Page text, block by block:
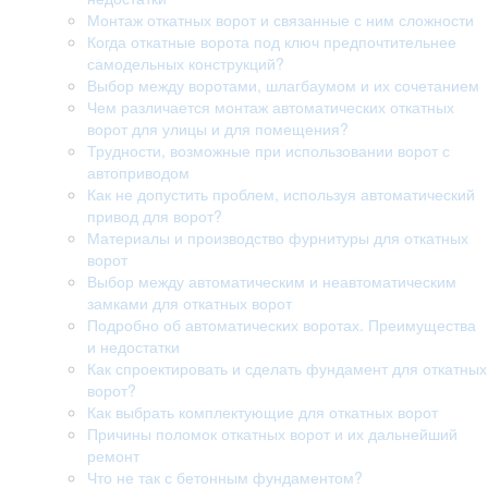
Монтаж откатных ворот и связанные с ним сложности
Когда откатные ворота под ключ предпочтительнее
самодельных конструкций?
Выбор между воротами, шлагбаумом и их сочетанием
Чем различается монтаж автоматических откатных
ворот для улицы и для помещения?
Трудности, возможные при использовании ворот с
автоприводом
Как не допустить проблем, используя автоматический
привод для ворот?
Материалы и производство фурнитуры для откатных
ворот
Выбор между автоматическим и неавтоматическим
замками для откатных ворот
Подробно об автоматических воротах. Преимущества
и недостатки
Как спроектировать и сделать фундамент для откатных
ворот?
Как выбрать комплектующие для откатных ворот
Причины поломок откатных ворот и их дальнейший
ремонт
Что не так с бетонным фундаментом?